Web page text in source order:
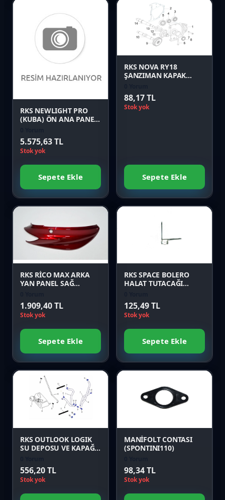
Favori
Karşılaştır
RKS NEWLIGHT PRO
(KUBA) ÖN ANA PANEL
5.575,63 TL
Stok yok
Sepete Ekle
Karşılaştır
Önizle
RKS NOVA RY18
ŞANZIMAN KAPAK
88,17 TL
Stok yok
Sepete Ekle
Favori
Karşılaştır
RKS RİCO MAX ARKA
YAN PANEL SAĞ
1.909,40 TL
Stok yok
Sepete Ekle
Favori
Karşılaştır
RKS SPACE BOLERO
HALAT TUTACAĞI
125,49 TL
Stok yok
Sepete Ekle
Favori
Karşılaştır
RKS OUTLOOK LOGIK
SU DEPOSU VE KAPAĞI
556,20 TL
Stok yok
Favori
Karşılaştır
MANİFOLT CONTASI
(SPONTINI110)
98,34 TL
Stok yok